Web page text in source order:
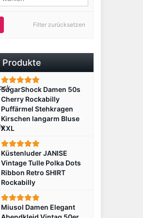
Filter zurücksetzen
Produkte
SugarShock Damen 50s
Cherry Rockabilly
Puffärmel Stehkragen
Kirschen langarm Bluse
XXL
Küstenluder JANISE
Vintage Tulle Polka Dots
Ribbon Retro SHIRT
Rockabilly
Miusol Damen Elegant